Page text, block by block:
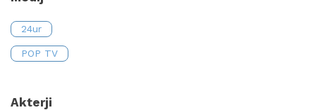
24ur
POP TV
Akterji